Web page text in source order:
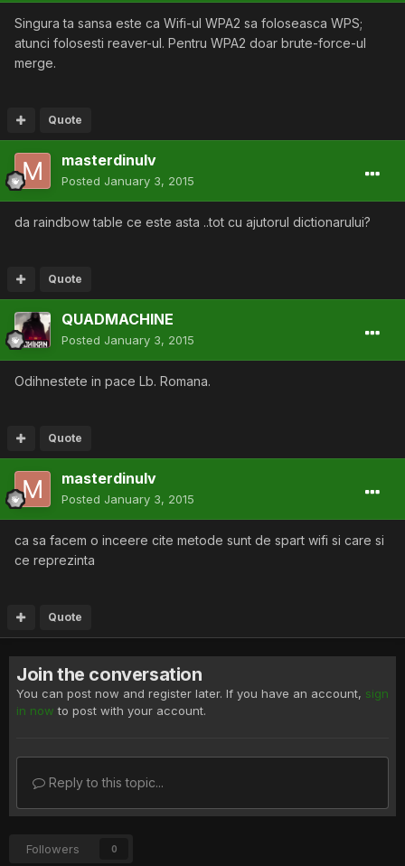
Singura ta sansa este ca Wifi-ul WPA2 sa foloseasca WPS;
atunci folosesti reaver-ul. Pentru WPA2 doar brute-force-ul
merge.
Quote
masterdinulv
Posted January 3, 2015
da raindbow table ce este asta ..tot cu ajutorul dictionarului?
Quote
QUADMACHINE
Posted January 3, 2015
Odihnestete in pace Lb. Romana.
Quote
masterdinulv
Posted January 3, 2015
ca sa facem o inceere cite metode sunt de spart wifi si care si
ce reprezinta
Quote
Join the conversation
You can post now and register later. If you have an account, sign
in now to post with your account.
Reply to this topic...
Followers 0